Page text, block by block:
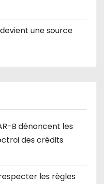
une source
B dénoncent les
des crédits
les règles